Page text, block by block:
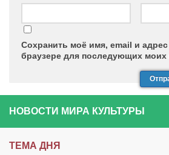
Сохранить моё имя, email и
браузере для последующих моих
НОВОСТИ МИРА КУЛЬТУРЫ
ТЕМА ДНЯ